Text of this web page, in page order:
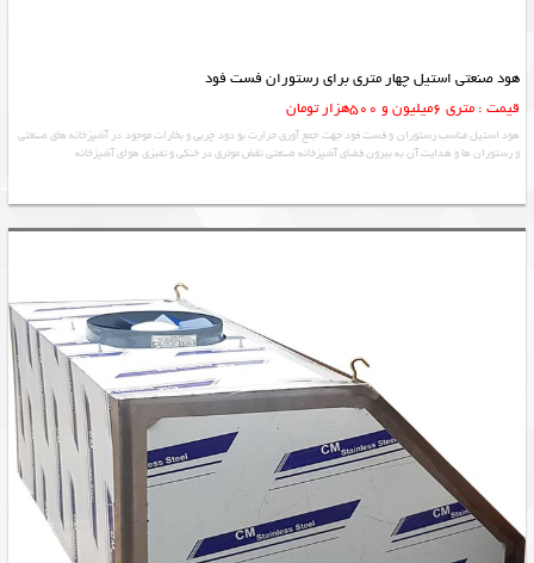
هود صنعتی استیل چهار متری برای رستوران فست فود
قیمت : متری 6میلیون و 500هزار تومان
هود استیل مناسب رستوران و فست فود جهت جمع آوری حرارت بو دود چربی و بخارات موجود در آشپزخانه های صنعتی
و رستوران ها و هدایت آن به بیرون فضای آشپزخانه صنعتی نقش موثری در خنکی و تمیزی هوای آشپزخانه